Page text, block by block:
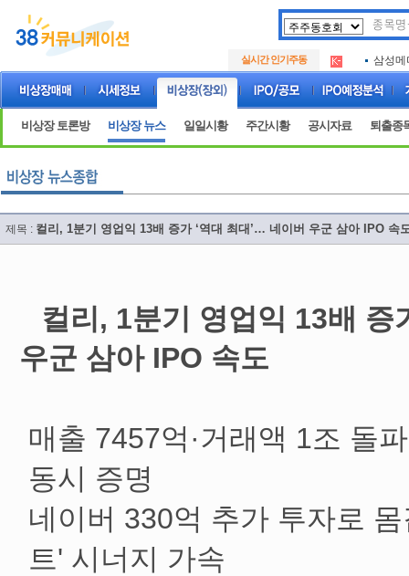
실시간 인기주동
.
아크로
삼성메
.
아크로
.
아하
비상장 토론방 비상장 뉴스 일일시황 주간시황 공시자료 퇴출종
제목 : 컬리, 1분기 영업익 13배 증가 ‘역대 최대’… 네이버 우군 삼아 IPO 속
컬리, 1분기 영업익 13배 증
우군 삼아 IPO 속도
매출 7457억·거래액 1조 돌
동시 증명
네이버 330억 추가 투자로
트' 시너지 가속